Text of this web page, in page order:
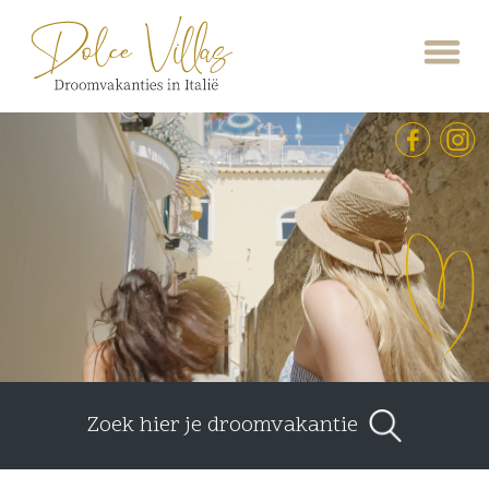
Zoek hier je droomvakantie